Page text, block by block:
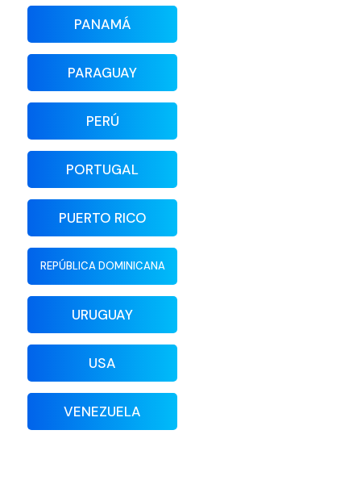
PANAMÁ
PARAGUAY
PERÚ
PORTUGAL
PUERTO RICO
REPÚBLICA DOMINICANA
URUGUAY
USA
VENEZUELA